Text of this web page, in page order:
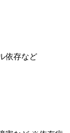
依存など